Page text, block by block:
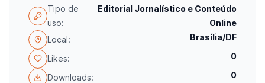
Tipo de
uso:
Editorial Jornalístico e Conteúdo
Online
Local:
Brasília/DF
Likes: 0
Downloads: 0